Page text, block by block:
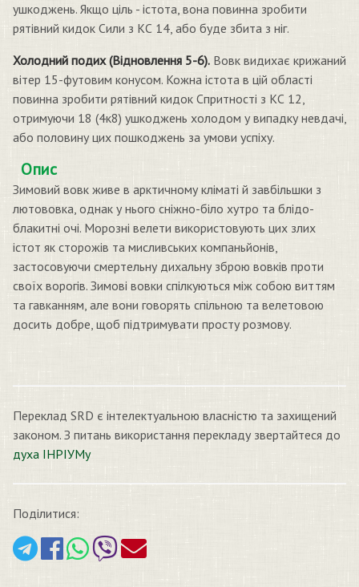
ушкоджень. Якщо ціль - істота, вона повинна зробити
рятівний кидок Сили з КС 14, або буде збита з ніг.
Холодний подих (Відновлення 5-6). Вовк видихає крижаний
вітер 15-футовим конусом. Кожна істота в цій області
повинна зробити рятівний кидок Спритності з КС 12,
отримуючи 18 (4к8) ушкоджень холодом у випадку невдачі,
або половину цих пошкоджень за умови успіху.
Опис
Зимовий вовк живе в арктичному кліматі й завбільшки з
лютововка, однак у нього сніжно-біло хутро та блідо-
блакитні очі. Морозні велети використовують цих злих
істот як сторожів та мисливських компаньйонів,
застосовуючи смертельну дихальну зброю вовків проти
своїх ворогів. Зимові вовки спілкуються між собою виттям
та гавканням, але вони говорять спільною та велетовою
досить добре, щоб підтримувати просту розмову.
Переклад SRD є інтелектуальною власністю та захищений
законом. З питань використання перекладу звертайтеся до
духа ІНРІУМу
Поділитися: